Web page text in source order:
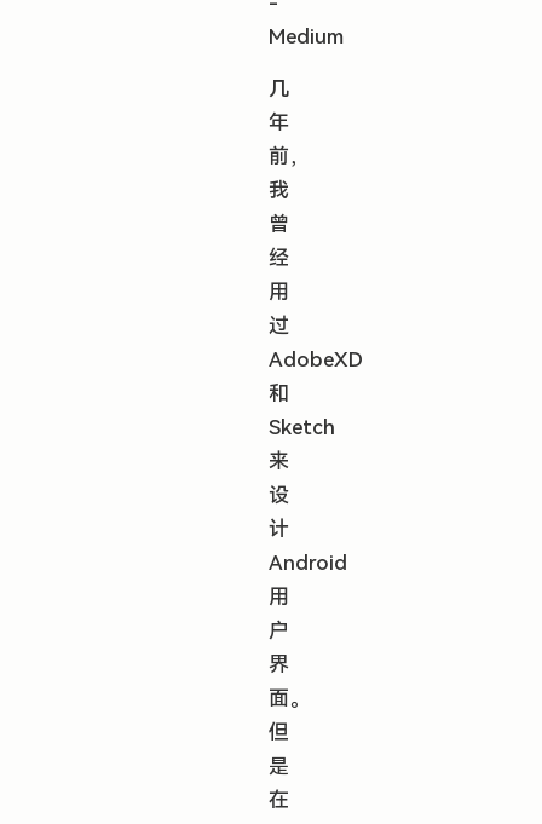
Medium
几
年
前，
我
曾
经
用
过
AdobeXD
和
Sketch
来
设
计
Android
用
户
界
面。
但
是
在